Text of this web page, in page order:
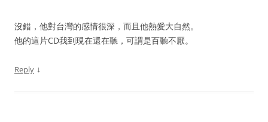
沒錯，他對台灣的感情很深，而且他熱愛大自然。
他的這片CD我到現在還在聽，可謂是百聽不厭。
Reply ↓